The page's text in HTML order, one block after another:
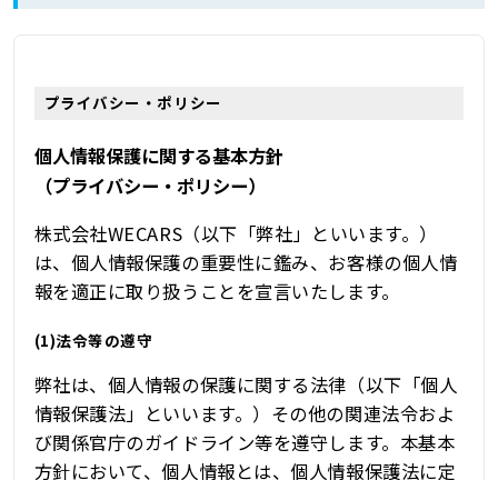
プライバシー・ポリシー
個人情報保護に関する基本方針
（プライバシー・ポリシー）
株式会社WECARS（以下「弊社」といいます。）
は、個人情報保護の重要性に鑑み、お客様の個人情
報を適正に取り扱うことを宣言いたします。
(1)法令等の遵守
弊社は、個人情報の保護に関する法律（以下「個人
情報保護法」といいます。）その他の関連法令およ
び関係官庁のガイドライン等を遵守します。本基本
方針において、個人情報とは、個人情報保護法に定